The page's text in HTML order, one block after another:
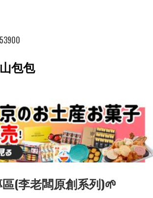
包包
區(李老闆原創系列)🌱